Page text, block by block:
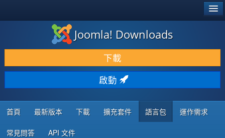
下載 & 擴充
發現 & 學習
社群 & 支援
程式者資源
Joomla! Downloads
下載
啟動
首頁 最新版本 下載 擴充套件 語言包 運作需求
常見問答 API 文件